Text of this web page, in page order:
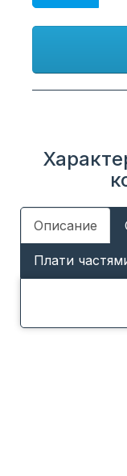
Описание
Плати